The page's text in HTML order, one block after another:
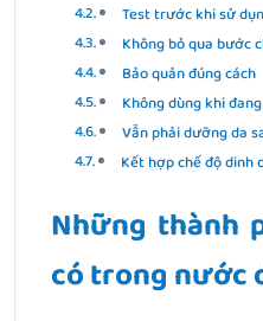
Test trước khi sử
Không bỏ qua bước
Bảo quản đúng cách
Không dùng khi
Vẫn phải dưỡng da
Kết hợp chế độ dinh
Những thành
có trong nước